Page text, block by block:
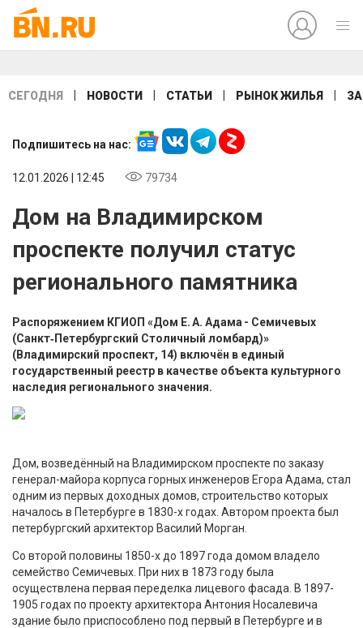
СЕГОДНЯ НОВОСТИ СТАТЬИ РЫНОК ЖИЛЬЯ
Подпишитесь на нас:
12.01.2026 | 12:45 79734
Дом на Владимирском
проспекте получил статус
регионального памятника
Распоряжением КГИОП «Дом Е. А. Адама - Семичевых
(Санкт‑Петербургский Столичный ломбард)»
(Владимирский проспект, 14) включён в единый
государственный реестр в качестве объекта культурного
наследия регионального значения.
Дом, возведённый на Владимирском проспекте по заказу
генерал-майора корпуса горных инженеров Егора Адама, стал
одним из первых доходных домов, строительство которых
началось в Петербурге в 1830-х годах. Автором проекта был
петербургский архитектор Василий Морган.
Со второй половины 1850-х до 1897 года домом владело
семейство Семичевых. При них в 1873 году была
осуществлена первая переделка лицевого фасада. В 1897-
1905 годах по проекту архитектора Антония Носалевича
здание было приспособлено под первый в Петербурге и в